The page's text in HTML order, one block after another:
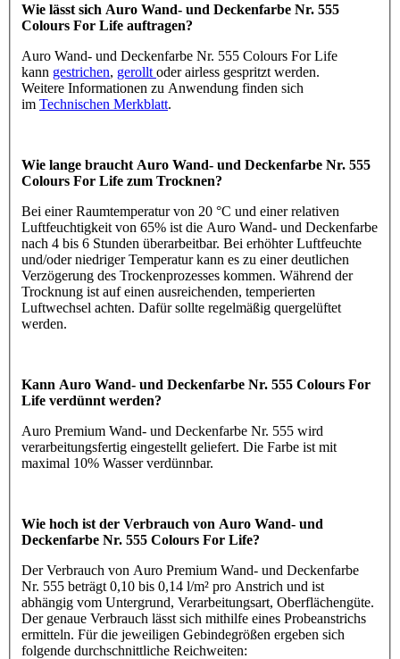
Wie lässt sich Auro Wand- und Deckenfarbe Nr. 555
Colours For Life auftragen?
Auro Wand- und Deckenfarbe Nr. 555 Colours For Life
kann gestrichen, gerollt oder airless gespritzt werden.
Weitere Informationen zu Anwendung finden sich
im Technischen Merkblatt.
Wie lange braucht Auro Wand- und Deckenfarbe Nr. 555
Colours For Life zum Trocknen?
Bei einer Raumtemperatur von 20 °C und einer relativen
Luftfeuchtigkeit von 65% ist die Auro Wand- und Deckenfarbe
nach 4 bis 6 Stunden überarbeitbar. Bei erhöhter Luftfeuchte
und/oder niedriger Temperatur kann es zu einer deutlichen
Verzögerung des Trockenprozesses kommen. Während der
Trocknung ist auf einen ausreichenden, temperierten
Luftwechsel achten. Dafür sollte regelmäßig quergelüftet
werden.
Kann Auro Wand- und Deckenfarbe Nr. 555 Colours For
Life verdünnt werden?
Auro Premium Wand- und Deckenfarbe Nr. 555 wird
verarbeitungsfertig eingestellt geliefert. Die Farbe ist mit
maximal 10% Wasser verdünnbar.
Wie hoch ist der Verbrauch von Auro Wand- und
Deckenfarbe Nr. 555 Colours For Life?
Der Verbrauch von Auro Premium Wand- und Deckenfarbe
Nr. 555 beträgt 0,10 bis 0,14 l/m² pro Anstrich und ist
abhängig vom Untergrund, Verarbeitungsart, Oberflächengüte.
Der genaue Verbrauch lässt sich mithilfe eines Probeanstrichs
ermitteln. Für die jeweiligen Gebindegrößen ergeben sich
folgende durchschnittliche Reichweiten: